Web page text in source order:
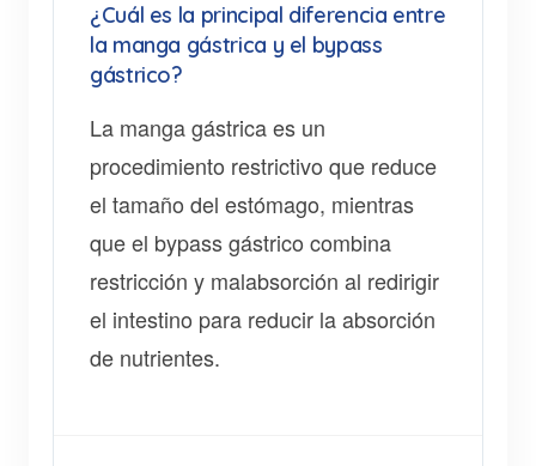
¿Cuál es la principal diferencia entre
la manga gástrica y el bypass
gástrico?
La manga gástrica es un
procedimiento restrictivo que reduce
el tamaño del estómago, mientras
que el bypass gástrico combina
restricción y malabsorción al redirigir
el intestino para reducir la absorción
de nutrientes.